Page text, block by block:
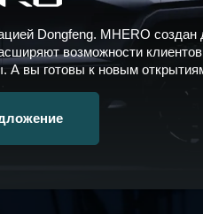
Dongfeng. MHERO создан
возможности
А вы готовы к новым